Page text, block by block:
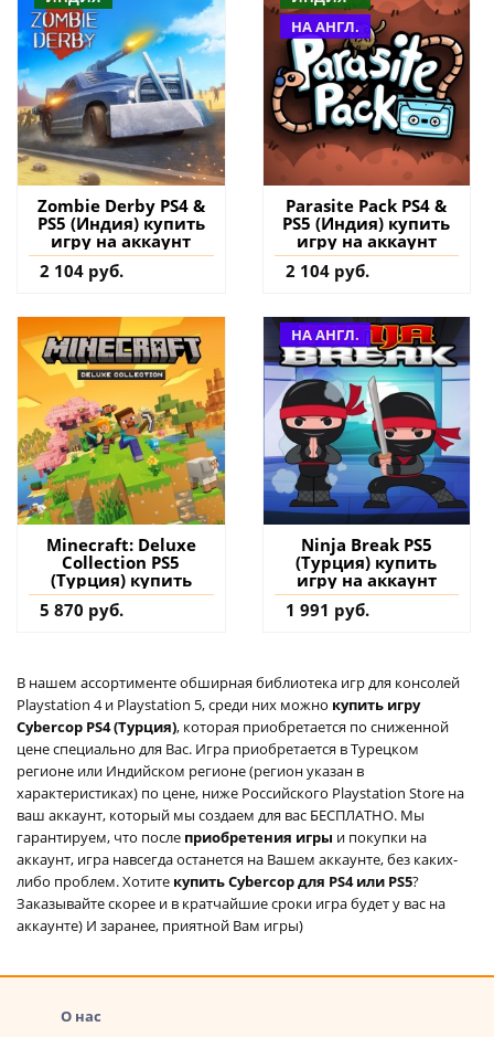
Zombie Derby PS4 &
PS5 (Индия) купить
игру на аккаунт
2 104 руб.
НА АНГЛ.
Parasite Pack PS4 &
PS5 (Индия) купить
игру на аккаунт
2 104 руб.
Minecraft: Deluxe
Collection PS5
(Турция) купить
5 870 руб.
НА АНГЛ.
Ninja Break PS5
(Турция) купить
игру на аккаунт
1 991 руб.
В нашем ассортименте обширная библиотека игр для консолей
Playstation 4 и Playstation 5, среди них можно купить игру
Cybercop PS4 (Турция), которая приобретается по сниженной
цене специально для Вас. Игра приобретается в Турецком
регионе или Индийском регионе (регион указан в
характеристиках) по цене, ниже Российского Playstation Store на
ваш аккаунт, который мы создаем для вас БЕСПЛАТНО. Мы
гарантируем, что после приобретения игры и покупки на
аккаунт, игра навсегда останется на Вашем аккаунте, без каких-
либо проблем. Хотите купить Cybercop для PS4 или PS5?
Заказывайте скорее и в кратчайшие сроки игра будет у вас на
аккаунте) И заранее, приятной Вам игры)
О нас